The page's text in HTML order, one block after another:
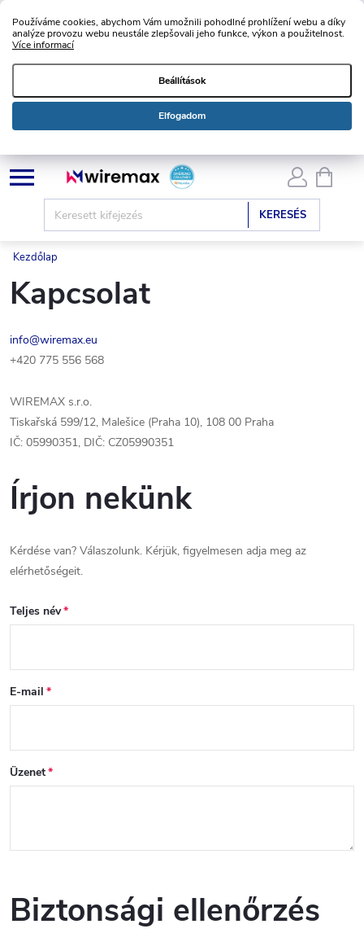
Používáme cookies, abychom Vám umožnili pohodlné prohlížení webu a díky
analýze provozu webu neustále zlepšovali jeho funkce, výkon a použitelnost.
Více informací
Beállítások
Elfogadom
Ugrás
KERESÉS
Kezdőlap
Kapcsolat
info@wiremax.eu
+420 775 556 568
WIREMAX s.r.o.
Tiskařská 599/12, Malešice (Praha 10), 108 00 Praha
IČ: 05990351, DIČ: CZ05990351
Írjon nekünk
Kérdése van? Válaszolunk. Kérjük, figyelmesen adja meg az
elérhetőségeit.
Teljes név
E-mail
Üzenet
Biztonsági ellenőrzés